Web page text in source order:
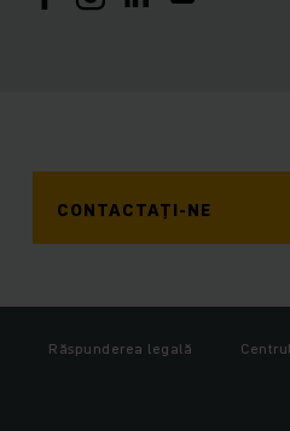
CONTACTAȚI-NE
Răspunderea legală